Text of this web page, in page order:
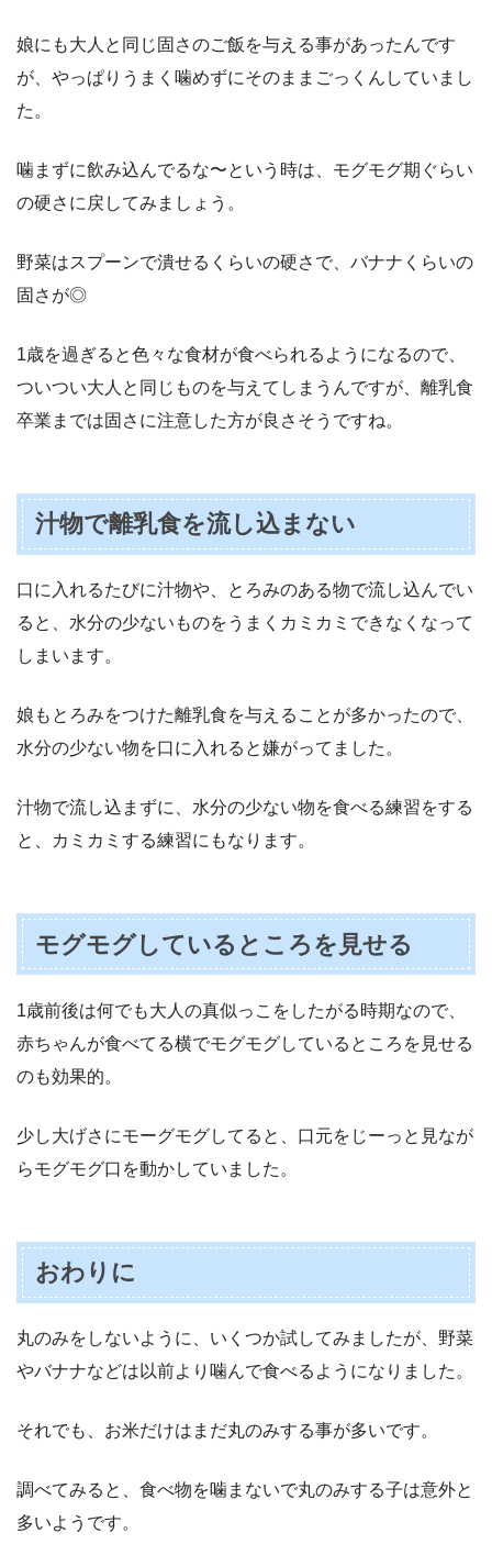
娘にも大人と同じ固さのご飯を与える事があったんです
が、やっぱりうまく噛めずにそのままごっくんしていまし
た。
噛まずに飲み込んでるな〜という時は、モグモグ期ぐらい
の硬さに戻してみましょう。
野菜はスプーンで潰せるくらいの硬さで、バナナくらいの
固さが◎
1歳を過ぎると色々な食材が食べられるようになるので、
ついつい大人と同じものを与えてしまうんですが、離乳食
卒業までは固さに注意した方が良さそうですね。
汁物で離乳食を流し込まない
口に入れるたびに汁物や、とろみのある物で流し込んでい
ると、水分の少ないものをうまくカミカミできなくなって
しまいます。
娘もとろみをつけた離乳食を与えることが多かったので、
水分の少ない物を口に入れると嫌がってました。
汁物で流し込まずに、水分の少ない物を食べる練習をする
と、カミカミする練習にもなります。
モグモグしているところを見せる
1歳前後は何でも大人の真似っこをしたがる時期なので、
赤ちゃんが食べてる横でモグモグしているところを見せる
のも効果的。
少し大げさにモーグモグしてると、口元をじーっと見なが
らモグモグ口を動かしていました。
おわりに
丸のみをしないように、いくつか試してみましたが、野菜
やバナナなどは以前より噛んで食べるようになりました。
それでも、お米だけはまだ丸のみする事が多いです。
調べてみると、食べ物を噛まないで丸のみする子は意外と
多いようです。